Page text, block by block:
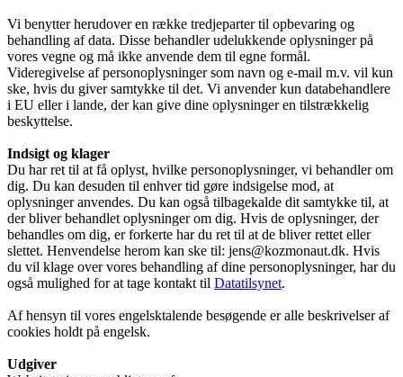
Vi benytter herudover en række tredjeparter til opbevaring og
behandling af data. Disse behandler udelukkende oplysninger på
vores vegne og må ikke anvende dem til egne formål.
Videregivelse af personoplysninger som navn og e-mail m.v. vil kun
ske, hvis du giver samtykke til det. Vi anvender kun databehandlere
i EU eller i lande, der kan give dine oplysninger en tilstrækkelig
beskyttelse.
Indsigt og klager
Du har ret til at få oplyst, hvilke personoplysninger, vi behandler om
dig. Du kan desuden til enhver tid gøre indsigelse mod, at
oplysninger anvendes. Du kan også tilbagekalde dit samtykke til, at
der bliver behandlet oplysninger om dig. Hvis de oplysninger, der
behandles om dig, er forkerte har du ret til at de bliver rettet eller
slettet. Henvendelse herom kan ske til: jens@kozmonaut.dk. Hvis
du vil klage over vores behandling af dine personoplysninger, har du
også mulighed for at tage kontakt til Datatilsynet.
Af hensyn til vores engelsktalende besøgende er alle beskrivelser af
cookies holdt på engelsk.
Udgiver